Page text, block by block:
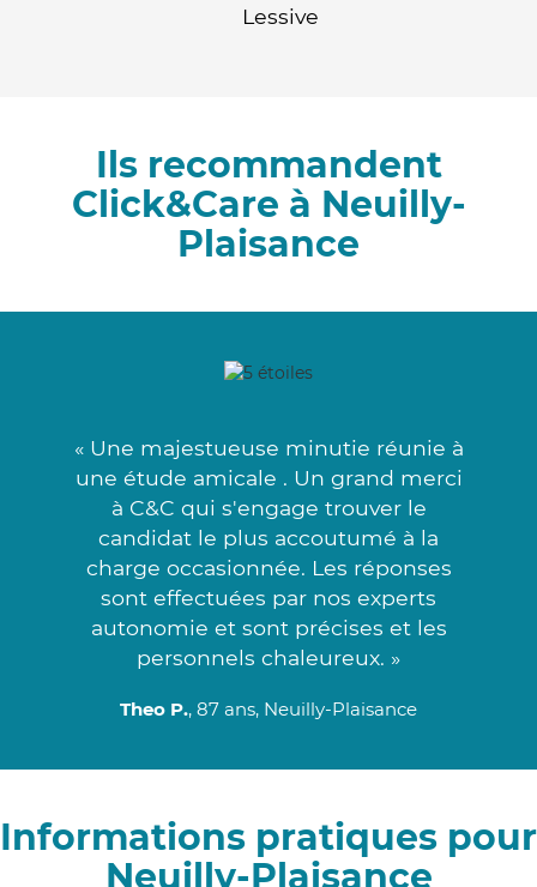
Lessive
Ils recommandent
Click&Care à Neuilly-
Plaisance
« Une majestueuse minutie réunie à
une étude amicale . Un grand merci
à C&C qui s'engage trouver le
candidat le plus accoutumé à la
charge occasionnée. Les réponses
sont effectuées par nos experts
autonomie et sont précises et les
personnels chaleureux. »
Theo P., 87 ans, Neuilly-Plaisance
Informations pratiques pour
Neuilly-Plaisance